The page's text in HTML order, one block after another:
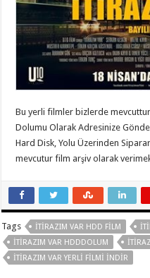
Bu yerli filmler bizlerde
Dolumu Olarak Adresinize
Hard Disk, Yolu Üzerinden
mevcutur film arşiv olarak
Tags İTIRAZIM VAR HDD FILM
İTIRAZIM VAR HDDDOLUM
İTIRAZIM VAR YERLI FILMI INDIR